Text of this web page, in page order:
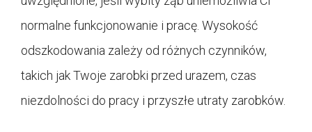
normalne funkcjonowanie i pracę. Wysokość
odszkodowania zależy od różnych czynników,
takich jak Twoje zarobki przed urazem, czas
niezdolności do pracy i przyszłe utraty zarobków.